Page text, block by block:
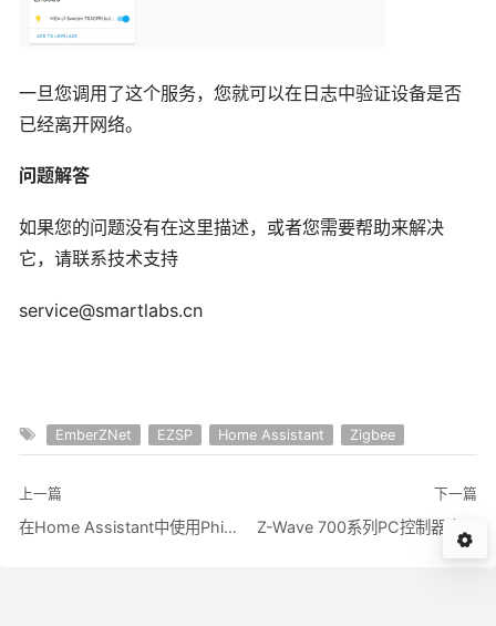
一旦您调用了这个服务，您就可以在日志中验证设备是否
已经离开网络。
问题解答
如果您的问题没有在这里描述，或者您需要帮助来解决
它，请联系技术支持
service@smartlabs.cn
EmberZNet EZSP Home Assistant Zigbee
上一篇
在Home Assistant中使用Philips Hue灯
下一篇